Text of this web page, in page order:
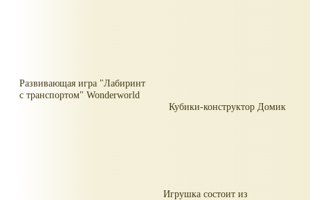
Развивающая игра "Лабиринт
с транспортом" Wonderworld
Кубики-конструктор Домик
Игрушка состоит из